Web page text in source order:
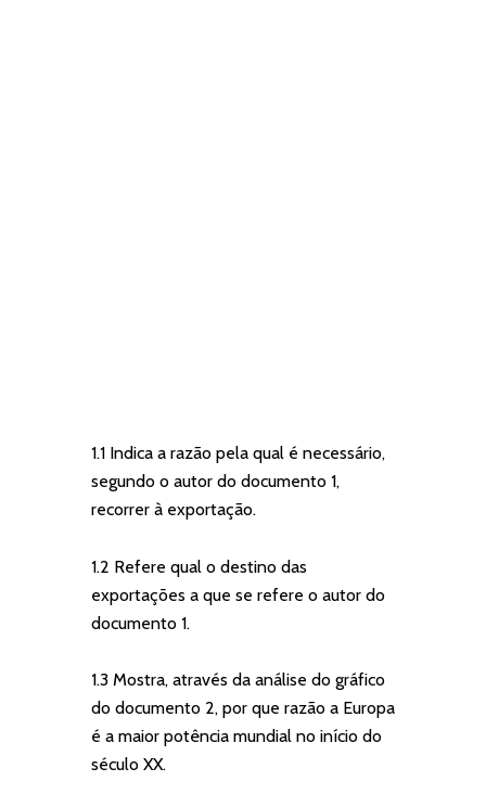
1.1 Indica a razão pela qual é necessário,
segundo o autor do documento 1,
recorrer à exportação.
1.2 Refere qual o destino das
exportações a que se refere o autor do
documento 1.
1.3 Mostra, através da análise do gráfico
do documento 2, por que razão a Europa
é a maior potência mundial no início do
século XX.